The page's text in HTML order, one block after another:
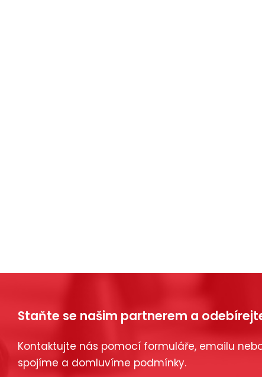
Staňte se našim partnerem a
Kontaktujte nás pomocí formuláře, emailu
spojíme a domluvíme podmínky.